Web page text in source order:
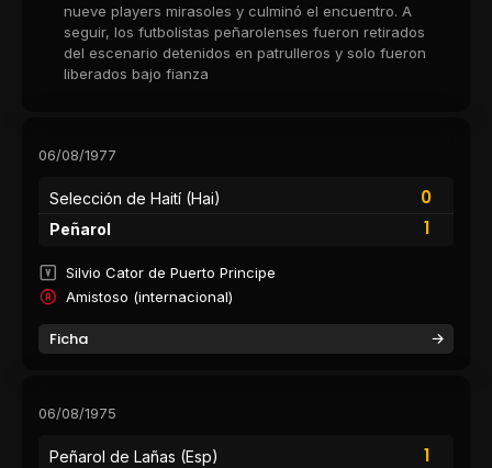
nueve players mirasoles y culminó el encuentro. A
seguir, los futbolistas peñarolenses fueron retirados
del escenario detenidos en patrulleros y solo fueron
liberados bajo fianza
06/08/1977
Selección de Haití (Hai)
0
1
Peñarol
Silvio Cator de Puerto Principe
Amistoso (internacional)
Ficha
06/08/1975
Peñarol de Lañas (Esp)
1